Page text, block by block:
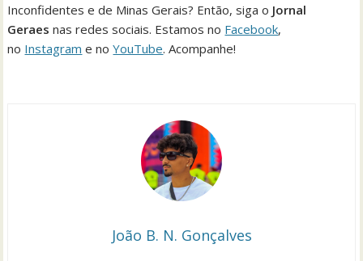
Inconfidentes e de Minas Gerais? Então, siga o Jornal
Geraesnas redes sociais. Estamos no Facebook,
no Instagram e noYouTube. Acompanhe!
João B. N. Gonçalves